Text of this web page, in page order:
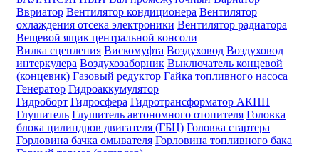
Ввриатор Вентилятор кондиционера Вентилятор
охлаждения отсека электроники Вентилятор радиатора
Вещевой ящик центральной консоли
Вилка сцепления Вискомуфта Воздуховод Воздуховод
интеркулера Воздухозаборник Выключатель концевой
(концевик) Газовый редуктор Гайка топливного насоса
Генератор Гидроаккумулятор
Гидроборт Гидросфера Гидротрансформатор АКПП
Глушитель Глушитель автономного отопителя Головка
блока цилиндров двигателя (ГБЦ) Головка стартера
Горловина бачка омывателя Горловина топливного бака